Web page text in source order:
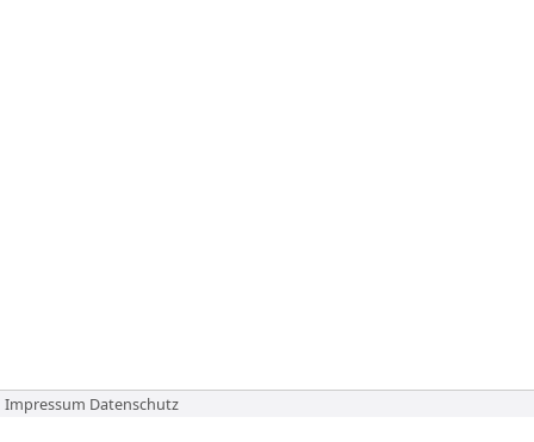
Impressum Datenschutz